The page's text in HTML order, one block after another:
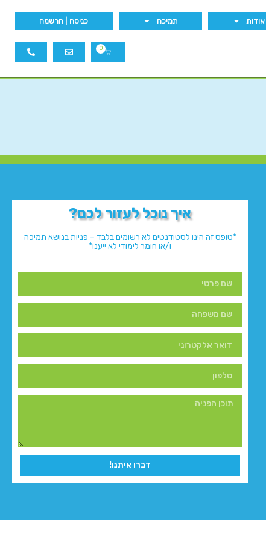
אודות תמיכה כניסה | הרשמה
0
איך נוכל לעזור לכם?
*טופס זה הינו לסטודנטים לא רשומים בלבד – פניות בנושא תמיכה
ו/או חומר לימודי לא ייענו*
דברו איתנו!